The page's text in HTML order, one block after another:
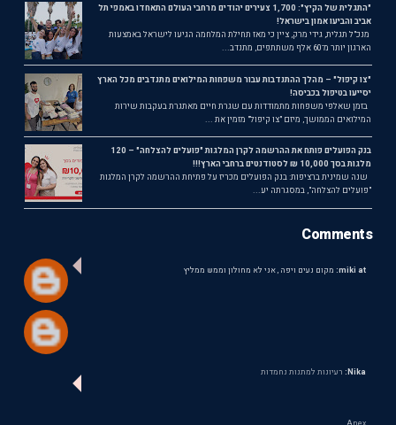
"התגלית של הקיץ": 1,700 צעירים יהודים מרחבי העולם התאחדו באמפי תל
אביב והביעו אמון בישראל!
מנכ"ל תגלית, גידי מרק, ציין כי מאז תחילת המלחמה הגיעו לישראל באמצעות
הארגון יותר מ־60 אלף משתתפים, מתנדב...
"צו קיפול" – מהלך ההתנדבות עבור משפחות המילואים מתנדבים מכל הארץ
יסייעו בטיפול בכביסה!
בזמן שאלפי משפחות מתמודדות עם שגרת חיים מאתגרת בעקבות שירות
המילואים הממושך, מיזם "צו קיפול" מזמין את ...
בנק הפועלים פותח את ההרשמה לקרן המלגות "פועלים להצלחה" – 120
מלגות בסך 10,000 ₪ לסטודנטים ברחבי הארץ!!!
שנה שמינית ברציפות: בנק הפועלים מכריז על פתיחת ההרשמה לקרן המלגות
"פועלים להצלחה", במסגרתה יע...
Comments
miki at: מקום נעים ויפה , אני לא מחולון וממש ממליץ
Nika: רעיונות למתנות נחמדות